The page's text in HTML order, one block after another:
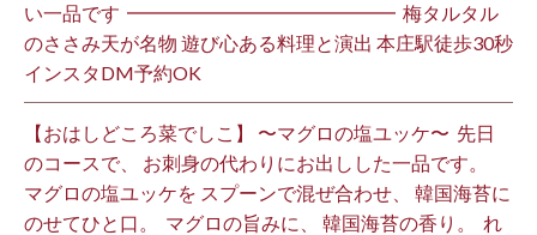
い一品です️ ⁡ ━━━━━━━━━━━━━━ ⁡ 梅タルタル
のささみ天が名物 遊び心ある料理と演出 本庄駅徒歩30秒
インスタDM予約OK ⁡
【おはしどころ菜でしこ】 〜マグロの塩ユッケ〜 ⁡ 先日
のコースで、 お刺身の代わりにお出しした一品です。 ⁡
マグロの塩ユッケを スプーンで混ぜ合わせ、 韓国海苔に
のせてひと口。 ⁡ マグロの旨みに、 韓国海苔の香り。 ⁡ れ